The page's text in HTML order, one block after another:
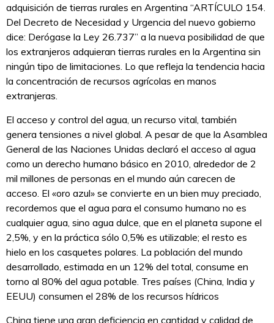
adquisición de tierras rurales en Argentina “ARTÍCULO 154.
Del Decreto de Necesidad y Urgencia del nuevo gobierno
dice: Derógase la Ley 26.737” a la nueva posibilidad de que
los extranjeros adquieran tierras rurales en la Argentina sin
ningún tipo de limitaciones. Lo que refleja la tendencia hacia
la concentración de recursos agrícolas en manos
extranjeras.
El acceso y control del agua, un recurso vital, también
genera tensiones a nivel global. A pesar de que la Asamblea
General de las Naciones Unidas declaró el acceso al agua
como un derecho humano básico en 2010, alrededor de 2
mil millones de personas en el mundo aún carecen de
acceso. El «oro azul» se convierte en un bien muy preciado,
recordemos que el agua para el consumo humano no es
cualquier agua, sino agua dulce, que en el planeta supone el
2,5%, y en la práctica sólo 0,5% es utilizable; el resto es
hielo en los casquetes polares. La población del mundo
desarrollado, estimada en un 12% del total, consume en
torno al 80% del agua potable. Tres países (China, India y
EEUU) consumen el 28% de los recursos hídricos
China tiene una gran deficiencia en cantidad y calidad de